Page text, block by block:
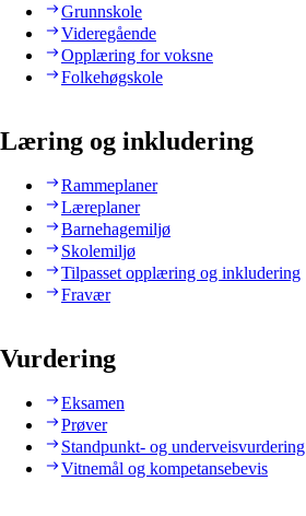
Grunnskole
Videregående
Opplæring for voksne
Folkehøgskole
Læring og inkludering
Rammeplaner
Læreplaner
Barnehagemiljø
Skolemiljø
Tilpasset opplæring og inkludering
Fravær
Vurdering
Eksamen
Prøver
Standpunkt- og underveisvurdering
Vitnemål og kompetansebevis